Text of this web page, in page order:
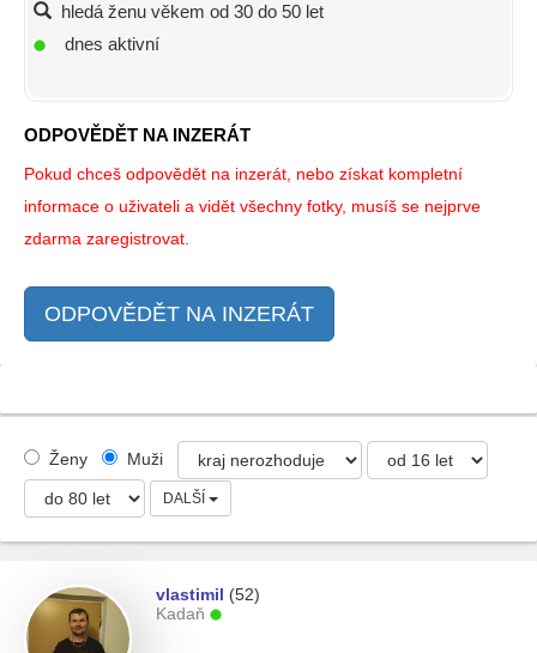
hledá ženu věkem od 30 do 50 let
dnes aktivní
ODPOVĚDĚT NA INZERÁT
Pokud chceš odpovědět na inzerát, nebo získat kompletní
informace o uživateli a vidět všechny fotky, musíš se nejprve
zdarma zaregistrovat.
ODPOVĚDĚT NA INZERÁT
Ženy Muži
DALŠÍ
vlastimil (52)
Kadaň